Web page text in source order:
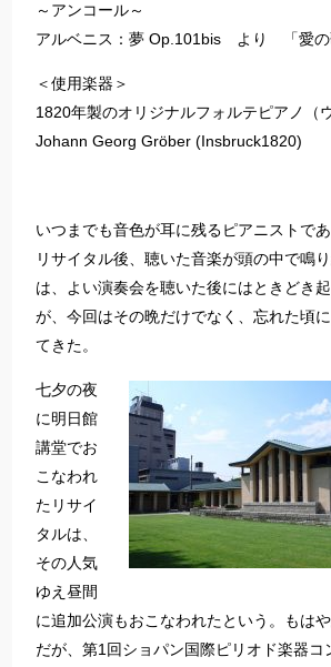
～アンコール～
アルベニス：夢 Op.101bis より 「愛の
＜使用楽器＞
1820年製のオリジナルフォルテピアノ（
Johann Georg Gröber (Insbruck1820)
いつまでも音色が耳に残るピアニストであ
リサイタル後、聴いた音楽が頭の中で鳴
は、よい演奏会を聴いた後にはときどき起
が、今回はその晩だけでなく、忘れた頃
てきた。
七夕の夜
に明日館
講堂でお
こなわれ
たリサイ
タルは、
その人気
ゆえ昼間
に追加公演もおこなわれたという。もは
だが、第1回ショパン国際ピリオド楽器コ